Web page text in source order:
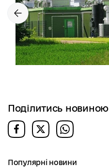
Поділитись новиною
Популярні новини